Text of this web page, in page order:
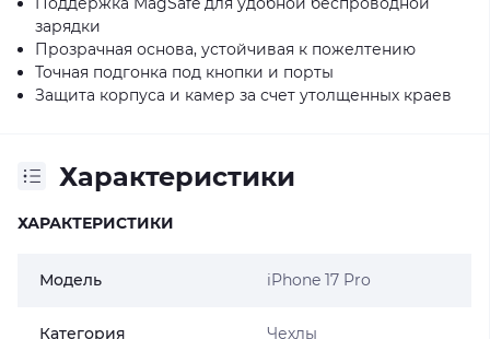
зарядки
Прозрачная основа, устойчивая к пожелтению
Точная подгонка под кнопки и порты
Защита корпуса и камер за счет утолщенных краев
Характеристики
ХАРАКТЕРИСТИКИ
Модель iPhone 17 Pro
Категория Чехлы